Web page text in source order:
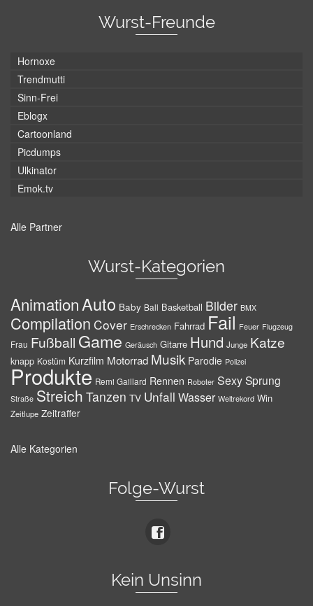
Wurst-Freunde
Hornoxe
Trendmutti
Sinn-Frei
Eblogx
Cartoonland
Picdumps
Ulkinator
Emok.tv
Alle Partner
Wurst-Kategorien
AnimationAuto Baby Ball Basketball Bilder BMX
Compilation Cover Erschrecken Fahrrad Fail Feuer Flugzeug
Frau Fußball Game Geräusch Gitarre Hund Junge Katze
knapp Kostüm Kurzfilm Motorrad Musik Parodie Polizei
Produkte Remi Gaillard Rennen Roboter SexySprung
Straße Streich Tanzen TV Unfall Wasser Weltrekord Win
Zeitlupe Zeitraffer
Alle Kategorien
Folge-Wurst
Kein Unsinn